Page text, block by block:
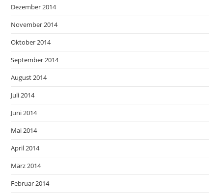
Dezember 2014
November 2014
Oktober 2014
September 2014
August 2014
Juli 2014
Juni 2014
Mai 2014
April 2014
März 2014
Februar 2014